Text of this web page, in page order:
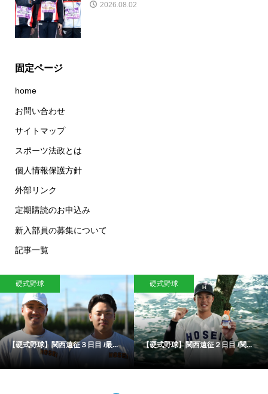
2026.08.02
固定ページ
home
お問い合わせ
サイトマップ
スポーツ法政とは
個人情報保護方針
外部リンク
定期購読のお申込み
新入部員の募集について
記事一覧
硬式野球
【硬式野球】関西遠征３日目 /最...
硬式野球
【硬式野球】関西遠征２日目 /関...